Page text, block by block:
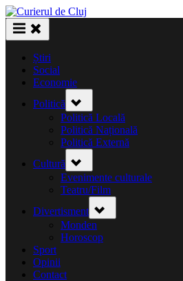
Skip
to
content
Știri
Social
Economie
Politică
sub-
menu
Politică Locală
Politică Națională
Politică Externă
Cultură
sub-
menu
Evenimente culturale
Teatru/Film
Divertisment sub-
menu
Monden
Horoscop
Sport
Opinii
Contact